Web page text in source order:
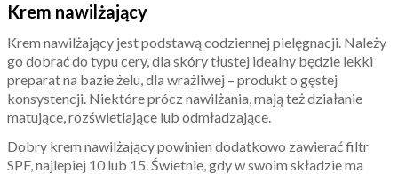
Krem nawilżający
Krem nawilżający jest podstawą codziennej pielęgnacji. Należy
go dobrać do typu cery, dla skóry tłustej idealny będzie lekki
preparat na bazie żelu, dla wrażliwej – produkt o gęstej
konsystencji. Niektóre prócz nawilżania, mają też działanie
matujące, rozświetlające lub odmładzające.
Dobry krem nawilżający powinien dodatkowo zawierać filtr
SPF, najlepiej 10 lub 15. Świetnie, gdy w swoim składzie ma